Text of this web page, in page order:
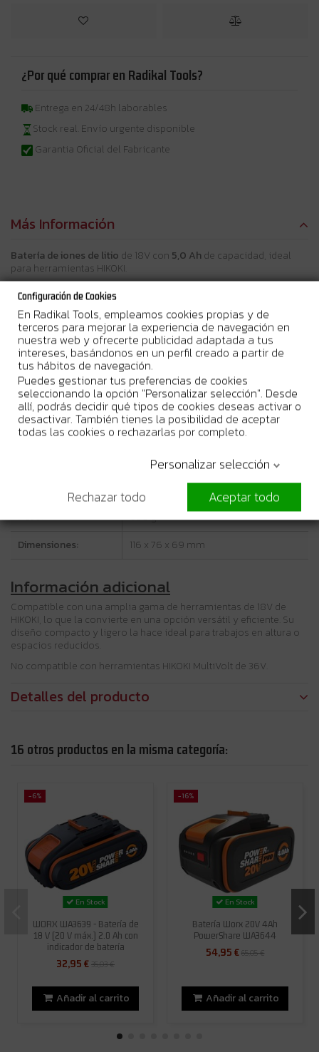
¿Por qué comprar en Radikal Tools?
Entrega en 24/48h laborables
Stock real. Envío urgente disponible
Garantia Oficial del Fabricante
Más Información
Batería de iones de litio de 18V con 5,0 Ah de capacidad, ideal
para herramientas HIKOKI.
Indicador LED de carga
batería.
Carga rápidaque minimiza los tiempos de inactividad,
permitiendo mayor productividad.
Características técnicas
Voltaje:
18V
Capacidad:
5,0 Ah
Iones de litio
Tiempo de carga:
Aproximadamente 32 minutos
Peso:
650 g
Dimensiones:
116 x 76 x 69 mm
Información adicional
Compatible con una amplia gama de herramientas de 18V de
HIKOKI, lo que la convierte en una opción versátil y eficiente. Su
diseño compacto y ligero la hace ideal para trabajos en altura o
espacios reducidos.
No compatible con herramientas HIKOKI MultiVolt de 36V.
Detalles del producto
16 otros productos en la misma categoría:
-6%
En Stock
WORX WA3639 - Batería de
18 V (20 V máx.) 2.0 Ah con
indicador de batería
32,95 €35,03 €
Añadir al carrito
-16%
En Stock
Batería Worx 20V 4Ah
PowerShare WA3644
54,95 €65,05 €
Añadir al carrito
Configuración de Cookies
En Radikal Tools, empleamos cookies propias y de
terceros para mejorar la experiencia de navegación en
nuestra web y ofrecerte publicidad adaptada a tus
intereses, basándonos en un perfil creado a partir de
tus hábitos de navegación.
Puedes gestionar tus preferencias de cookies
seleccionando la opción "Personalizar selección". Desde
allí, podrás decidir qué tipos de cookies deseas activar o
desactivar. También tienes la posibilidad de aceptar
todas las cookies o rechazarlas por completo.
Personalizar selección
Rechazar todo
Aceptar todo